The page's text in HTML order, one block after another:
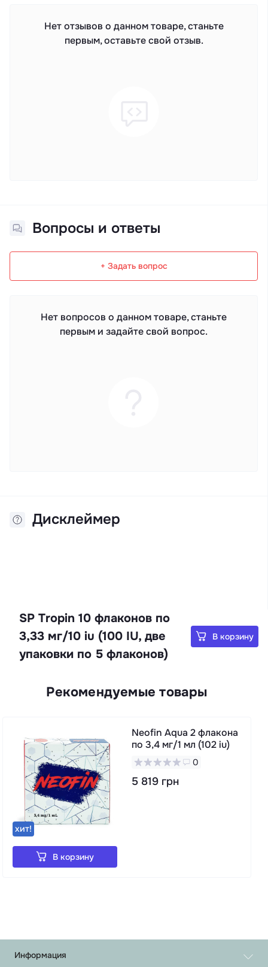
Нет отзывов о данном товаре, станьте
первым, оставьте свой отзыв.
Вопросы и ответы
+ Задать вопрос
Нет вопросов о данном товаре, станьте
первым и задайте свой вопрос.
Дисклеймер
SP Tropin 10 флаконов по
3,33 мг/10 iu (100 IU, две
упаковки по 5 флаконов)
В корзину
Рекомендуемые товары
хит!
Neofin Aqua 2 флакона
по 3,4 мг/1 мл (102 iu)
0
5 819 грн
В корзину
Информация